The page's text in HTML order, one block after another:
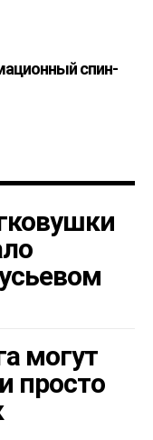
спин-
могут
просто